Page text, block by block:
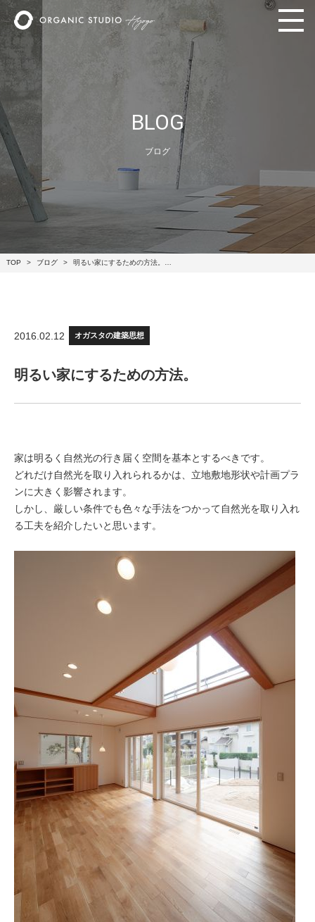
BLOG
ブログ
TOP ブログ 明るい家にするための方法。…
2016.02.12 オガスタの建築思想
明るい家にするための方法。
家は明るく自然光の行き届く空間を基本とするべきです。
どれだけ自然光を取り入れられるかは、立地敷地形状や計画プラ
ンに大きく影響されます。
しかし、厳しい条件でも色々な手法をつかって自然光を取り入れ
る工夫を紹介したいと思います。